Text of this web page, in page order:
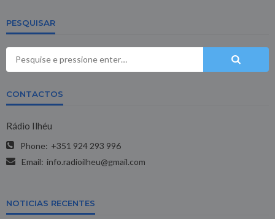
PESQUISAR
CONTACTOS
Rádio Ilhéu
Phone: +351 924 293 996
Email: info.radioilheu@gmail.com
NOTICIAS RECENTES